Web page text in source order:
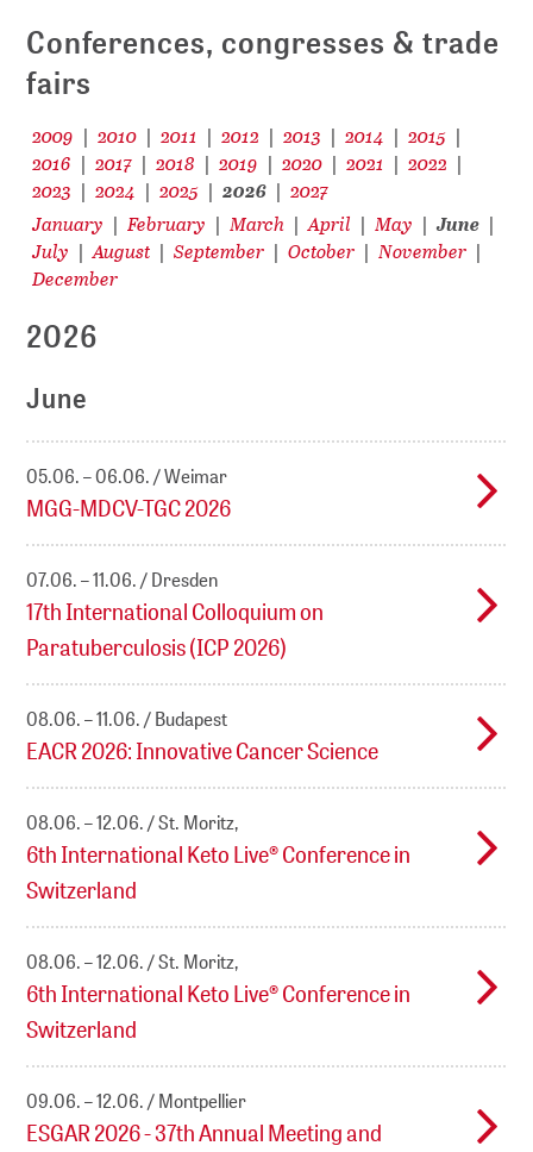
Conferences, congresses & trade
fairs
2009 | 2010 | 2011 | 2012 | 2013 | 2014 | 2015 |
2016 | 2017 | 2018 | 2019 | 2020 | 2021 | 2022 |
2023 | 2024 | 2025 | 2026 | 2027
January | February | March | April | May | June |
July | August | September | October | November |
December
2026
June
05.06. – 06.06. Weimar
MGG-MDCV-TGC 2026
07.06. – 11.06. Dresden
17th International Colloquium on
Paratuberculosis (ICP 2026)
08.06. – 11.06. Budapest
EACR 2026: Innovative Cancer Science
08.06. – 12.06. St. Moritz,
6th International Keto Live® Conference in
Switzerland
08.06. – 12.06. St. Moritz,
6th International Keto Live® Conference in
Switzerland
09.06. – 12.06. Montpellier
ESGAR 2026 - 37th Annual Meeting and